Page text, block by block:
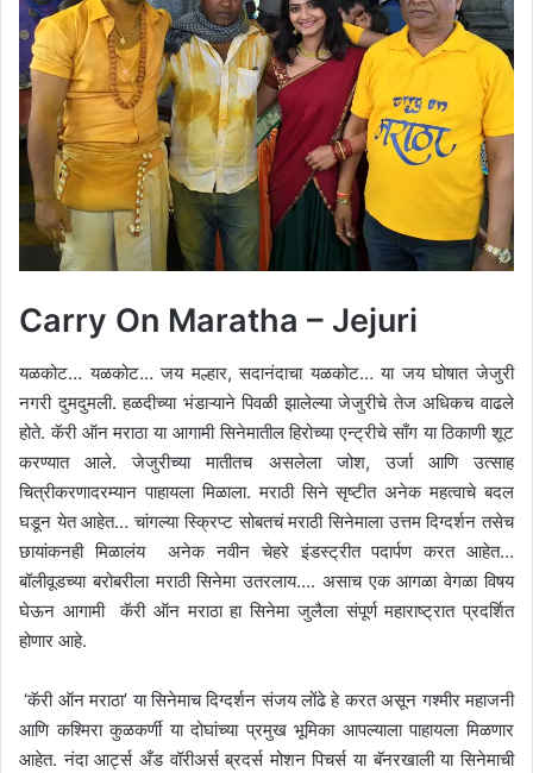
Carry On Maratha – Jejuri
यळकोट… यळकोट… जय मल्हार, सदानंदाचा यळकोट… या जय घोषात जेजुरी
नगरी दुमदुमली. हळदीच्या भंडाऱ्याने पिवळी झालेल्या जेजुरीचे तेज अधिकच वाढले
होते. कॅरी ऑन मराठा या आगामी सिनेमातील हिरोच्या एन्ट्रीचे साँग या ठिकाणी शूट
करण्यात आले. जेजुरीच्या मातीतच असलेला जोश, उर्जा आणि उत्साह
चित्रीकरणादरम्यान पाहायला मिळाला. मराठी सिने सृष्टीत अनेक महत्वाचे बदल
घडून येत आहेत… चांगल्या स्क्रिप्ट सोबतचं मराठी सिनेमाला उत्तम दिग्दर्शन तसेच
छायांकनही मिळालंय अनेक नवीन चेहरे इंडस्ट्रीत पदार्पण करत आहेत…
बॉलीवूडच्या बरोबरीला मराठी सिनेमा उतरलाय…. असाच एक आगळा वेगळा विषय
घेऊन आगामी कॅरी ऑन मराठा हा सिनेमा जुलैला संपूर्ण महाराष्ट्रात प्रदर्शित
होणार आहे.
‘कॅरी ऑन मराठा’ या सिनेमाच दिग्दर्शन संजय लोंढे हे करत असून गश्मीर महाजनी
आणि कश्मिरा कुळकर्णी या दोघांच्या प्रमुख भूमिका आपल्याला पाहायला मिळणार
आहेत. नंदा आर्ट्स अँड वॉरीअर्स ब्रदर्स मोशन पिचर्स या बॅनरखाली या सिनेमाची